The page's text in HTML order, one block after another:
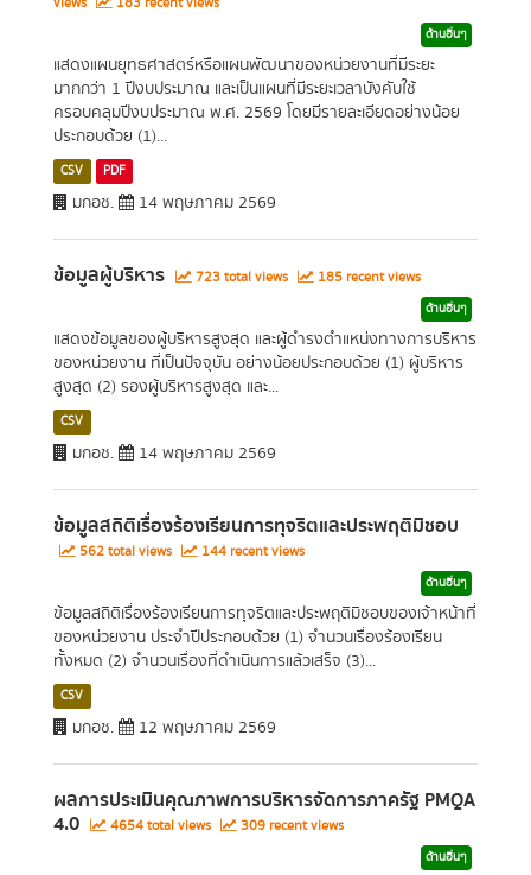
ด้านอื่นๆ
แสดงแผนยุทธศาสตร์หรือแผนพัฒนาของหน่วยงานที่มีระยะ
มากกว่า 1 ปีงบประมาณ และเป็นแผนที่มีระยะเวลาบังคับใช้
ครอบคลุมปีงบประมาณ พ.ศ. 2569 โดยมีรายละเอียดอย่างน้อย
ประกอบด้วย (1)...
CSV PDF
มกอช. 14 พฤษภาคม 2569
ข้อมูลผู้บริหาร 723 total views 185 recent views
ด้านอื่นๆ
แสดงข้อมูลของผู้บริหารสูงสุด และผู้ดำรงตำแหน่งทางการบริหาร
ของหน่วยงาน ที่เป็นปัจจุบัน อย่างน้อยประกอบด้วย (1) ผู้บริหาร
สูงสุด (2) รองผู้บริหารสูงสุด และ...
CSV
มกอช. 14 พฤษภาคม 2569
ข้อมูลสถิติเรื่องร้องเรียนการทุจริตและประพฤติมิชอบ
562 total views 144 recent views
ด้านอื่นๆ
ข้อมูลสถิติเรื่องร้องเรียนการทุจริตและประพฤติมิชอบของเจ้าหน้าที่
ของหน่วยงาน ประจำปีประกอบด้วย (1) จำนวนเรื่องร้องเรียน
ทั้งหมด (2) จำนวนเรื่องที่ดำเนินการแล้วเสร็จ (3)...
CSV
มกอช. 12 พฤษภาคม 2569
ผลการประเมินคุณภาพการบริหารจัดการภาครัฐ PMQA
4.0 4654 total views 309 recent views
ด้านอื่นๆ